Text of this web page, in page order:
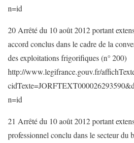
n=id
20 Arrêté du 10 août 2012 portant
accord conclus dans le cadre de la
des exploitations frigorifiques (n° 200)
http://www.legifrance.gouv.fr/
n=id
21 Arrêté du 10 août 2012 portant
professionnel conclu dans le secteur du